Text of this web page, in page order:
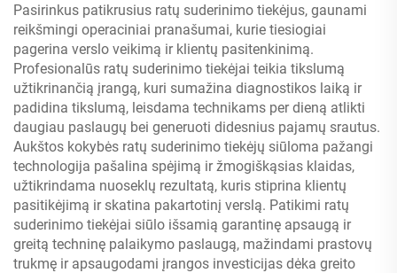
Pasirinkus patikrusius ratų suderinimo tiekėjus, gaunami
reikšmingi operaciniai pranašumai, kurie tiesiogiai
pagerina verslo veikimą ir klientų pasitenkinimą.
Profesionalūs ratų suderinimo tiekėjai teikia tikslumą
užtikrinančią įrangą, kuri sumažina diagnostikos laiką ir
padidina tikslumą, leisdama technikams per dieną atlikti
daugiau paslaugų bei generuoti didesnius pajamų srautus.
Aukštos kokybės ratų suderinimo tiekėjų siūloma pažangi
technologija pašalina spėjimą ir žmogiškąsias klaidas,
užtikrindama nuoseklų rezultatą, kuris stiprina klientų
pasitikėjimą ir skatina pakartotinį verslą. Patikimi ratų
suderinimo tiekėjai siūlo išsamią garantinę apsaugą ir
greitą techninę palaikymo paslaugą, mažindami prastovų
trukmę ir apsaugodami įrangos investicijas dėka greito